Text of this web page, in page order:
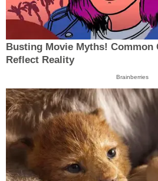
Busting Movie Myths! Common
Reflect Reality
Brainberries